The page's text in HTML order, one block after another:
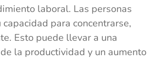
laboral. Las personas
para concentrarse,
Esto puede llevar a una
la productividad y un aumento